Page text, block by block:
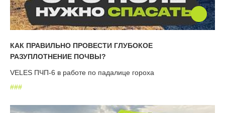
КАК ПРАВИЛЬНО ПРОВЕСТИ ГЛУБОКОЕ
РАЗУПЛОТНЕНИЕ ПОЧВЫ?
VELES ПЧП-6 в работе по падалице гороха
###